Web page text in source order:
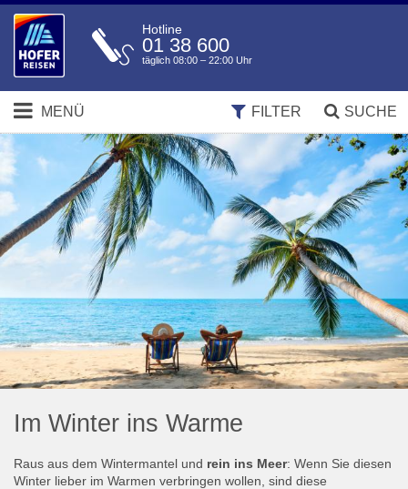
Hotline
01 38 600
täglich 08:00 – 22:00 Uhr
MENÜ SUCHE
FILTER
Im Winter ins Warme
Raus aus dem Wintermantel und rein ins Meer: Wenn Sie diesen
Winter lieber im Warmen verbringen wollen, sind diese